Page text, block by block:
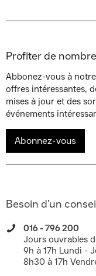
Profiter de
Abbonez-vous à
offres intéressantes,
mises à jour et des
événements
Abonnez-vous
Besoin d’un
016 - 796 200
Jours ouvrables
9h à 17h Lundi -
8h30 à 17h